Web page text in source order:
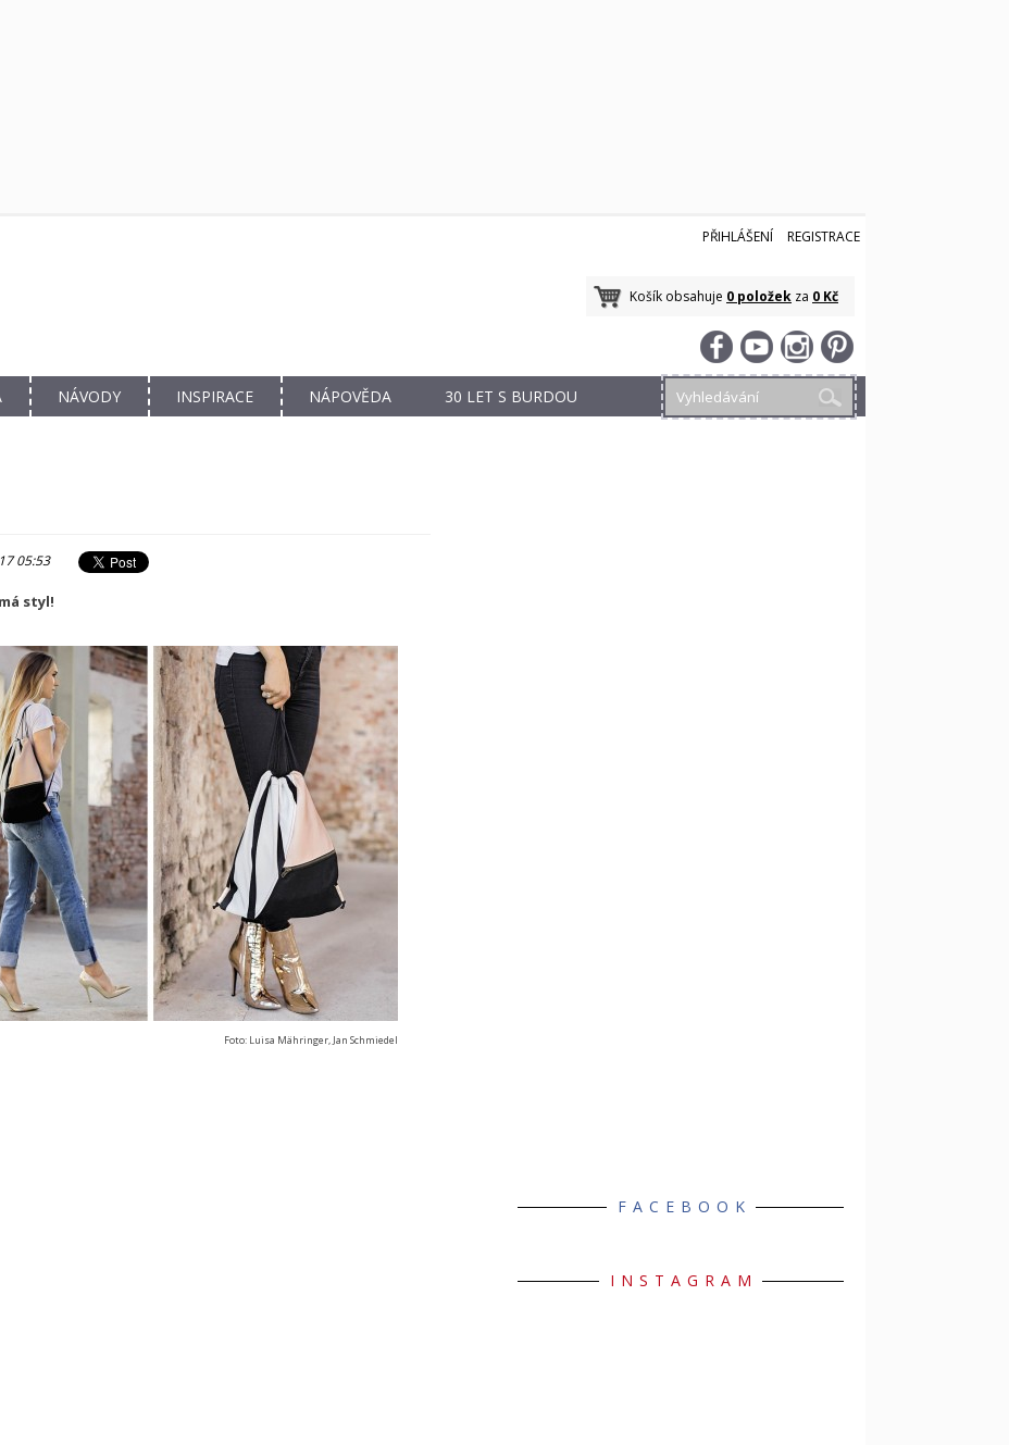
PŘIHLÁŠENÍ REGISTRACE
Košík obsahuje 0 položek za 0 Kč
NÁVODY INSPIRACE NÁPOVĚDA 30 LET S BURDOU
05:53
styl!
Foto: Luisa Mähringer, Jan Schmiedel
FACEBOOK
INSTAGRAM